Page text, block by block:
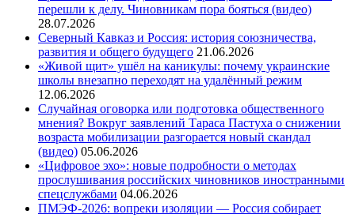
перешли к делу. Чиновникам пора бояться (видео)
28.07.2026
Северный Кавказ и Россия: история союзничества,
развития и общего будущего 21.06.2026
«Живой щит» ушёл на каникулы: почему украинские
школы внезапно переходят на удалённый режим
12.06.2026
Случайная оговорка или подготовка общественного
мнения? Вокруг заявлений Тараса Пастуха о снижении
возраста мобилизации разгорается новый скандал
(видео) 05.06.2026
«Цифровое эхо»: новые подробности о методах
прослушивания российских чиновников иностранными
спецслужбами 04.06.2026
ПМЭФ-2026: вопреки изоляции — Россия собирает